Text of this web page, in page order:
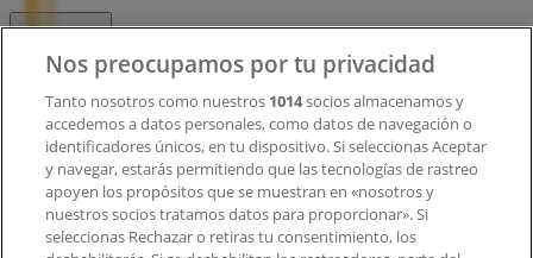
Contacto comercial y de marketing
Tienda mal colocada en el mapa
Notificar un folleto
¿Encontraste un problema en la web o en la
aplicación?
Nos preocupamos por tu privacidad
Tanto nosotros como nuestros 1014socios almacenamos y
accedemos a datos personales, como datos de navegación o
identificadores únicos, en tu dispositivo. Si seleccionas Aceptar
y navegar, estarás permitiendo que las tecnologías de rastreo
apoyen los propósitos que se muestran en «nosotros y
nuestros socios tratamos datos para proporcionar». Si
seleccionas Rechazar o retiras tu consentimiento, los